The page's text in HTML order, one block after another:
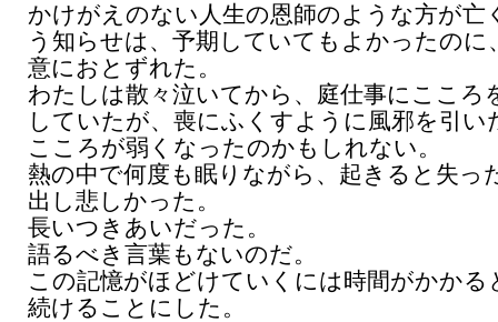
かけがえのない人生の恩師のような方が亡
う知らせは、予期していてもよかったのに
意におとずれた。
わたしは散々泣いてから、庭仕事にこころ
していたが、喪にふくすように風邪を引い
こころが弱くなったのかもしれない。
熱の中で何度も眠りながら、起きると失っ
出し悲しかった。
長いつきあいだった。
語るべき言葉もないのだ。
この記憶がほどけていくには時間がかかる
続けることにした。